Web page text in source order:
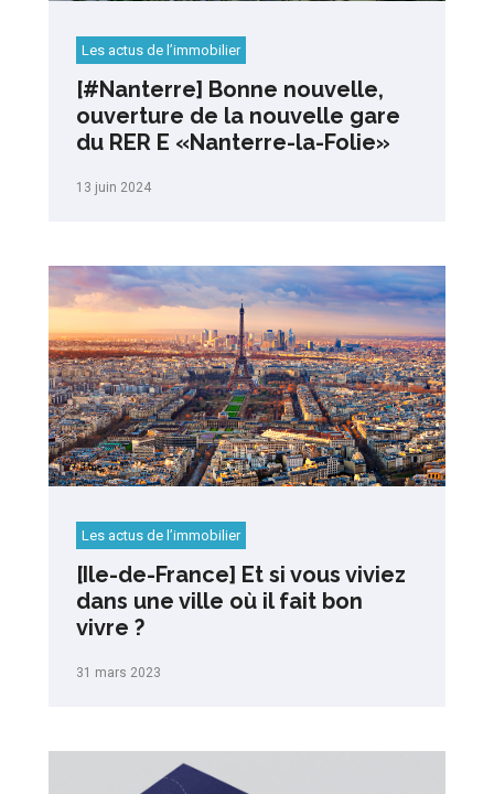
Les actus de l’immobilier
[#Nanterre] Bonne nouvelle,
ouverture de la nouvelle gare
du RER E «Nanterre-la-Folie»
13 juin 2024
Les actus de l’immobilier
[Ile-de-France] Et si vous viviez
dans une ville où il fait bon
vivre ?
31 mars 2023